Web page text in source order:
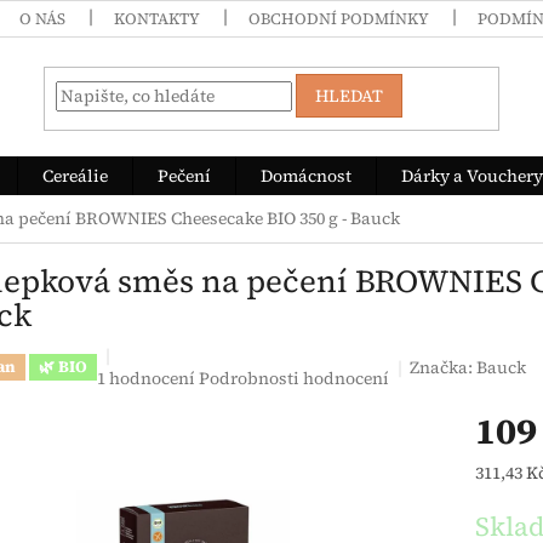
O NÁS KONTAKTY OBCHODNÍ PODMÍNKY
HLEDAT
Cereálie Pečení Domácnost Dárky a Vouchery
pečení BROWNIES Cheesecake BIO 350 g - Bauck
směs na pečení BROWNIES
🌿 BIO Průměrné hodnocení produktu je 5,0 z 5 hvězdiček.
1 hodnocení Podrobnosti hodnocení Značka:Bauck
Měrná
311,43